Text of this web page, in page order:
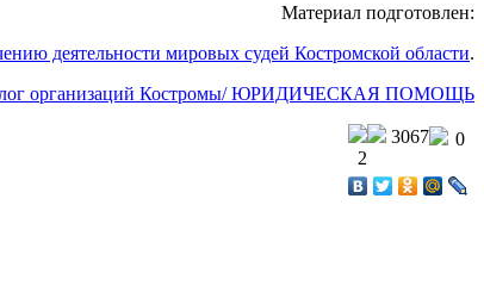
Материал подготовлен:
деятельности мировых судей Костромской области.
организаций Костромы/ ЮРИДИЧЕСКАЯ ПОМОЩЬ
0
3067
2